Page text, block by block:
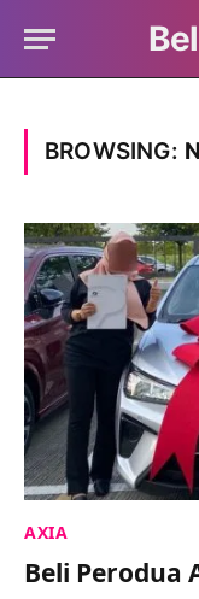
BROWSING:
AXIA
Beli Perodua